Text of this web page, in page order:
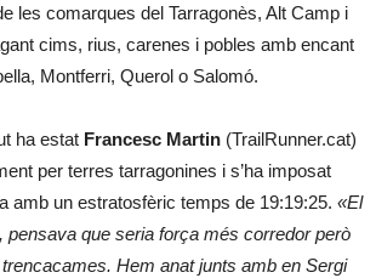
les comarques del Tarragonès, Alt Camp i
cims, rius, carenes i pobles amb encant
Montferri, Querol o Salomó.
ha estat Francesc Martin (TrailRunner.cat)
per terres tarragonines i s’ha imposat
amb un estratosfèric temps de 19:19:25. «El
pensava que seria força més corredor però
Hem anat junts amb en Sergi